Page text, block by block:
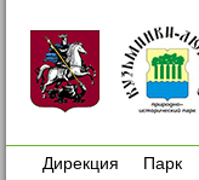
Дирекция
Парк